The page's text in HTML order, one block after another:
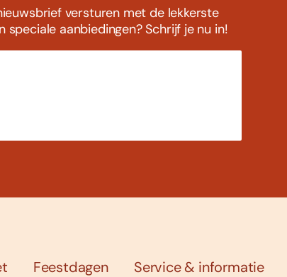
versturen met de lekkerste
speciale aanbiedingen? Schrijf je nu in!
Feestdagen Service & informatie